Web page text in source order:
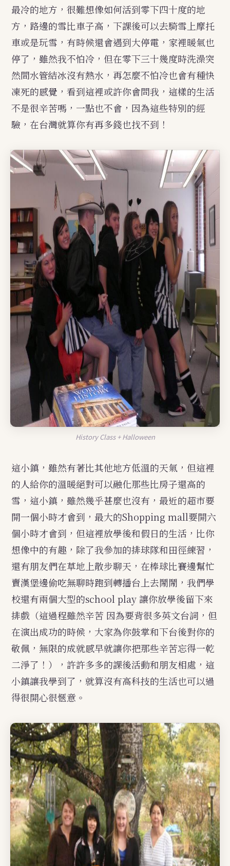
最冷的地方，很難想像如何活到零下四十度的地
方，路邊的雪比車子高，下課後可以去騎雪上摩托
車或是玩雪，有時候還會遇到大停電，家裡暖氣也
停了，雖然我不怕冷，但在零下三十幾度時洗澡突
然間水管結冰沒有熱水，再怎麼不怕冷也會有種快
凍死的感覺，看到這裡或許你會問我，這樣的生活
不是很辛苦嗎，一點也不會，因為這些特別的經
驗，在台灣就算你有再多錢也找不到！
History Class + Halloween
這小鎮，雖然有著比其他地方低溫的天氣，但這裡
的人給你的溫暖絕對可以融化那些比房子還高的
雪，這小鎮，雖然幾乎甚麼也沒有，最近的超市要
開一個小時才會到，最大的Shopping mall要開六
個小時才會到，但這裡放學後和假日的生活，比你
想像中的有趣，除了我參加的排球隊和田徑練習，
還有朋友們在草地上散步聊天，在棒球比賽邊幫忙
賣漢堡邊偷吃無聊時跑到轉播台上去鬧鬧，我們學
校還有兩個大型的school play 讓你放學後留下來
排戲（這過程雖然辛苦 因為要背很多英文台詞，但
在演出成功的時候，大家為你鼓掌和下台後對你的
敬佩，無限的成就感早就讓你把那些辛苦忘得一乾
二淨了！），許許多多的課後活動和朋友相處，這
小鎮讓我學到了，就算沒有高科技的生活也可以過
得很開心很愜意。